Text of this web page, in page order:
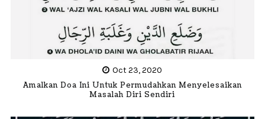
Oct 23, 2020
Amalkan Doa Ini Untuk Permudahkan Menyelesaikan
Masalah Diri Sendiri